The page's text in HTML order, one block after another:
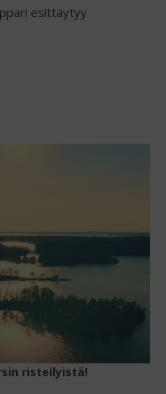
esittäytyy
risteilyistä!